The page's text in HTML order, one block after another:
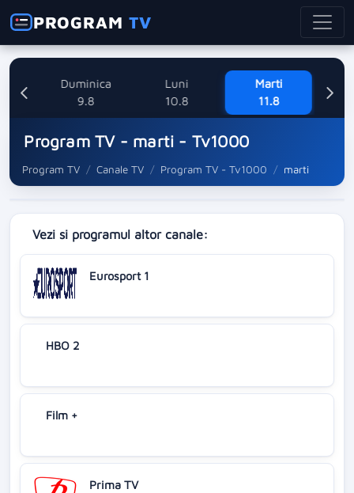
PROGRAMTV
Duminica
9.8
Luni
10.8
Marti
11.8
Program TV - marti - Tv1000
Program TV Canale TV Program TV - Tv1000 marti
Vezi si programul altor canale:
Eurosport 1
HBO 2
Film +
Prima TV